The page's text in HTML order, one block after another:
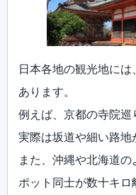
日本各地の観光地に
あります。
例えば、京都の寺院巡
実際は坂道や細い路地
また、沖縄や北海道
ポット同士が数十キロ